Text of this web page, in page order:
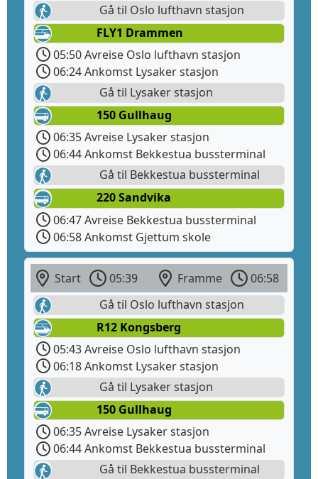
Gå til Oslo lufthavn stasjon
FLY1 Drammen
05:50 Avreise Oslo lufthavn stasjon
06:24 Ankomst Lysaker stasjon
Gå til Lysaker stasjon
150 Gullhaug
06:35 Avreise Lysaker stasjon
06:44 Ankomst Bekkestua bussterminal
Gå til Bekkestua bussterminal
220 Sandvika
06:47 Avreise Bekkestua bussterminal
06:58 Ankomst Gjettum skole
Start 05:39 Framme
06:58
Gå til Oslo lufthavn stasjon
R12 Kongsberg
05:43 Avreise Oslo lufthavn stasjon
06:18 Ankomst Lysaker stasjon
Gå til Lysaker stasjon
150 Gullhaug
06:35 Avreise Lysaker stasjon
06:44 Ankomst Bekkestua bussterminal
Gå til Bekkestua bussterminal